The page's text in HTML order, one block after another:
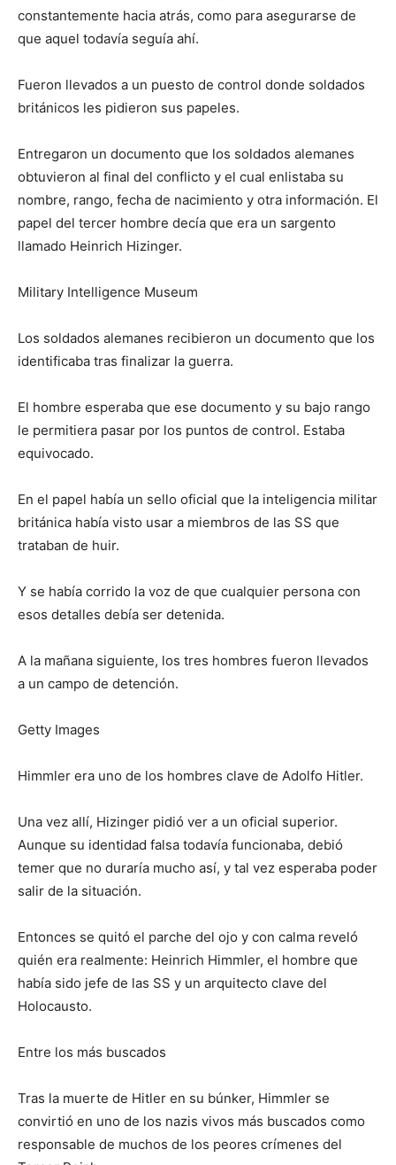
constantemente hacia atrás, como para asegurarse de
que aquel todavía seguía ahí.
Fueron llevados a un puesto de control donde soldados
británicos les pidieron sus papeles.
Entregaron un documento que los soldados alemanes
obtuvieron al final del conflicto y el cual enlistaba su
nombre, rango, fecha de nacimiento y otra información. El
papel del tercer hombre decía que era un sargento
llamado Heinrich Hizinger.
Military Intelligence Museum
Los soldados alemanes recibieron un documento que los
identificaba tras finalizar la guerra.
El hombre esperaba que ese documento y su bajo rango
le permitiera pasar por los puntos de control. Estaba
equivocado.
En el papel había un sello oficial que la inteligencia militar
británica había visto usar a miembros de las SS que
trataban de huir.
Y se había corrido la voz de que cualquier persona con
esos detalles debía ser detenida.
A la mañana siguiente, los tres hombres fueron llevados
a un campo de detención.
Getty Images
Himmler era uno de los hombres clave de Adolfo Hitler.
Una vez allí, Hizinger pidió ver a un oficial superior.
Aunque su identidad falsa todavía funcionaba, debió
temer que no duraría mucho así, y tal vez esperaba poder
salir de la situación.
Entonces se quitó el parche del ojo y con calma reveló
quién era realmente: Heinrich Himmler, el hombre que
había sido jefe de las SS y un arquitecto clave del
Holocausto.
Entre los más buscados
Tras la muerte de Hitler en su búnker, Himmler se
convirtió en uno de los nazis vivos más buscados como
responsable de muchos de los peores crímenes del